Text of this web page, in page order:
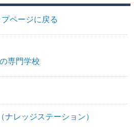
ページに戻る
専門学校
ナレッジステーション）